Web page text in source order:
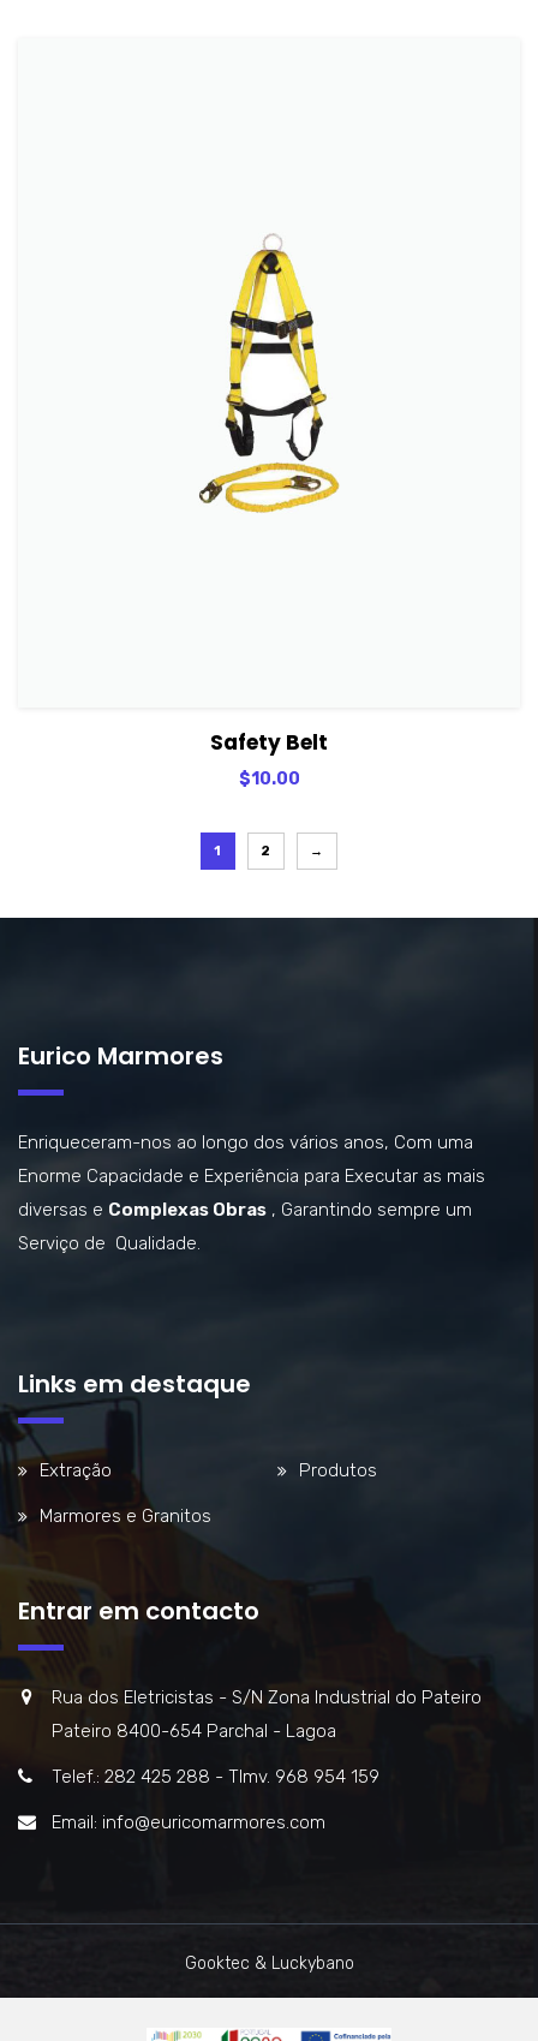
Safety Belt
$10.00
1 2 →
Eurico Marmores
Enriqueceram-nos ao longo dos vários anos, Com uma
Enorme Capacidade e Experiência para Executar as mais
diversas e Complexas Obras , Garantindo sempre um
Serviço de Qualidade.
Links em destaque
Extração Produtos
Marmores e Granitos
Entrar em contacto
Rua dos Eletricistas - S/N Zona Industrial do Pateiro
Pateiro 8400-654 Parchal - Lagoa
Telef.: 282 425 288 - Tlmv. 968 954 159
Email: info@euricomarmores.com
Gooktec & Luckybano